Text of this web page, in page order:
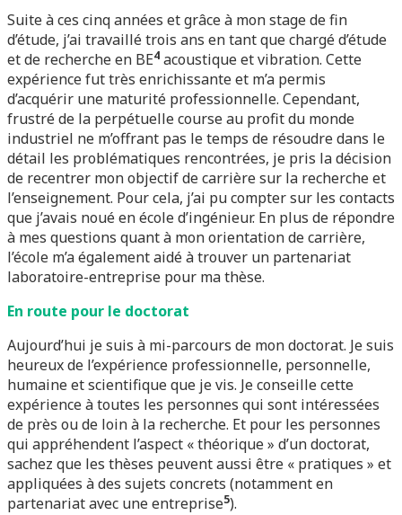
Suite à ces cinq années et grâce à mon stage de fin
d’étude, j’ai travaillé trois ans en tant que chargé d’étude
et de recherche en BE4 acoustique et vibration. Cette
expérience fut très enrichissante et m’a permis
d’acquérir une maturité professionnelle. Cependant,
frustré de la perpétuelle course au profit du monde
industriel ne m’offrant pas le temps de résoudre dans le
détail les problématiques rencontrées, je pris la décision
de recentrer mon objectif de carrière sur la recherche et
l’enseignement. Pour cela, j’ai pu compter sur les contacts
que j’avais noué en école d’ingénieur. En plus de répondre
à mes questions quant à mon orientation de carrière,
l’école m’a également aidé à trouver un partenariat
laboratoire-entreprise pour ma thèse.
En route pour le doctorat
Aujourd’hui je suis à mi-parcours de mon doctorat. Je suis
heureux de l’expérience professionnelle, personnelle,
humaine et scientifique que je vis. Je conseille cette
expérience à toutes les personnes qui sont intéressées
de près ou de loin à la recherche. Et pour les personnes
qui appréhendent l’aspect « théorique » d’un doctorat,
sachez que les thèses peuvent aussi être « pratiques » et
appliquées à des sujets concrets (notamment en
partenariat avec une entreprise5).